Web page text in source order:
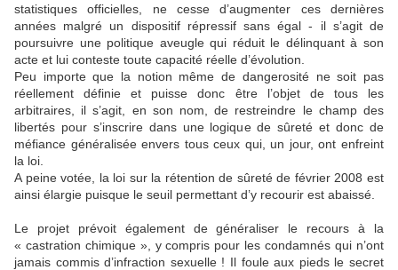
statistiques officielles, ne cesse d’augmenter ces dernières
années malgré un dispositif répressif sans égal - il s’agit de
poursuivre une politique aveugle qui réduit le délinquant à son
acte et lui conteste toute capacité réelle d’évolution.
Peu importe que la notion même de dangerosité ne soit pas
réellement définie et puisse donc être l’objet de tous les
arbitraires, il s’agit, en son nom, de restreindre le champ des
libertés pour s’inscrire dans une logique de sûreté et donc de
méfiance généralisée envers tous ceux qui, un jour, ont enfreint
la loi.
A peine votée, la loi sur la rétention de sûreté de février 2008 est
ainsi élargie puisque le seuil permettant d’y recourir est abaissé.
Le projet prévoit également de généraliser le recours à la
« castration chimique », y compris pour les condamnés qui n’ont
jamais commis d’infraction sexuelle ! Il foule aux pieds le secret